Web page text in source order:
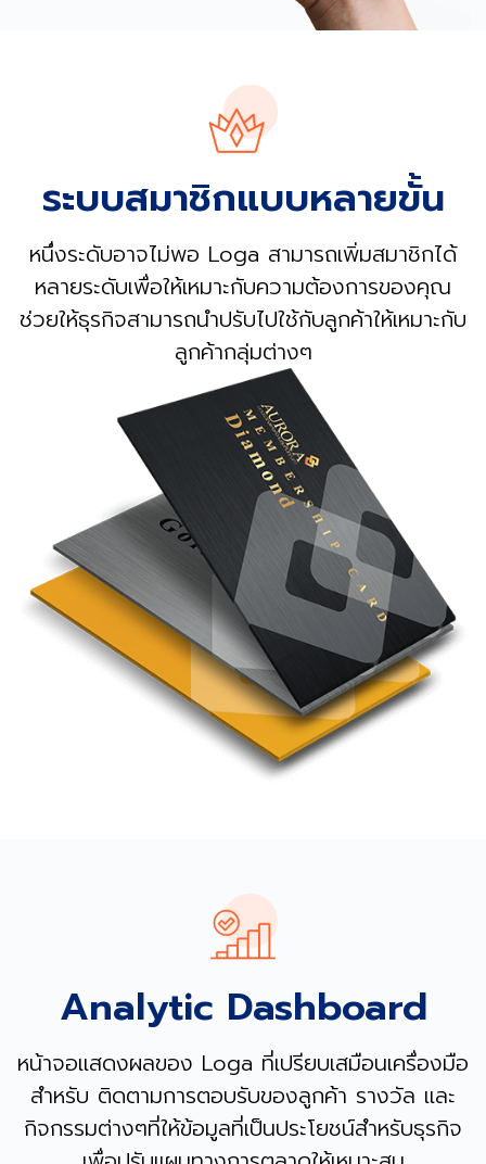
ระบบสมาชิกแบบหลายขั้น
หนึ่งระดับอาจไม่พอ Loga สามารถเพิ่มสมาชิกได้
หลายระดับเพื่อให้เหมาะกับความต้องการของคุณ
ช่วยให้ธุรกิจสามารถนำปรับไปใช้กับลูกค้าให้เหมาะกับ
ลูกค้ากลุ่มต่างๆ
Analytic Dashboard
หน้าจอแสดงผลของ Loga ที่เปรียบเสมือนเครื่องมือ
สำหรับ ติดตามการตอบรับของลูกค้า รางวัล และ
กิจกรรมต่างๆที่ให้ข้อมูลที่เป็นประโยชน์สำหรับธุรกิจ